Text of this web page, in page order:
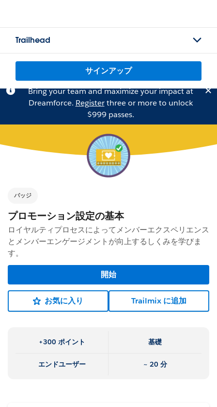
Trailhead
サインアップ
Bring your team and maximize your impact at
Dreamforce. Registerthree or more to unlock
$999 passes.
バッジ
プロモーション設定の基本
ロイヤルティプロセスによってメンバーエクスペリエンス
とメンバーエンゲージメントが向上するしくみを学びま
す。
開始
お気に入り Trailmix に追加
+300 ポイント 基礎
エンドユーザー ~ 20 分